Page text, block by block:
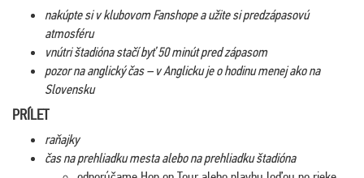
nakúpte si v klubovom Fanshope a užite si predzápasovú
atmosféru
vnútri štadióna stačí byť 50 minút pred zápasom
pozor na anglický čas – v Anglicku je o hodinu menej ako na
Slovensku
PRÍLET
raňajky
čas na prehliadku mesta alebo na prehliadku štadióna